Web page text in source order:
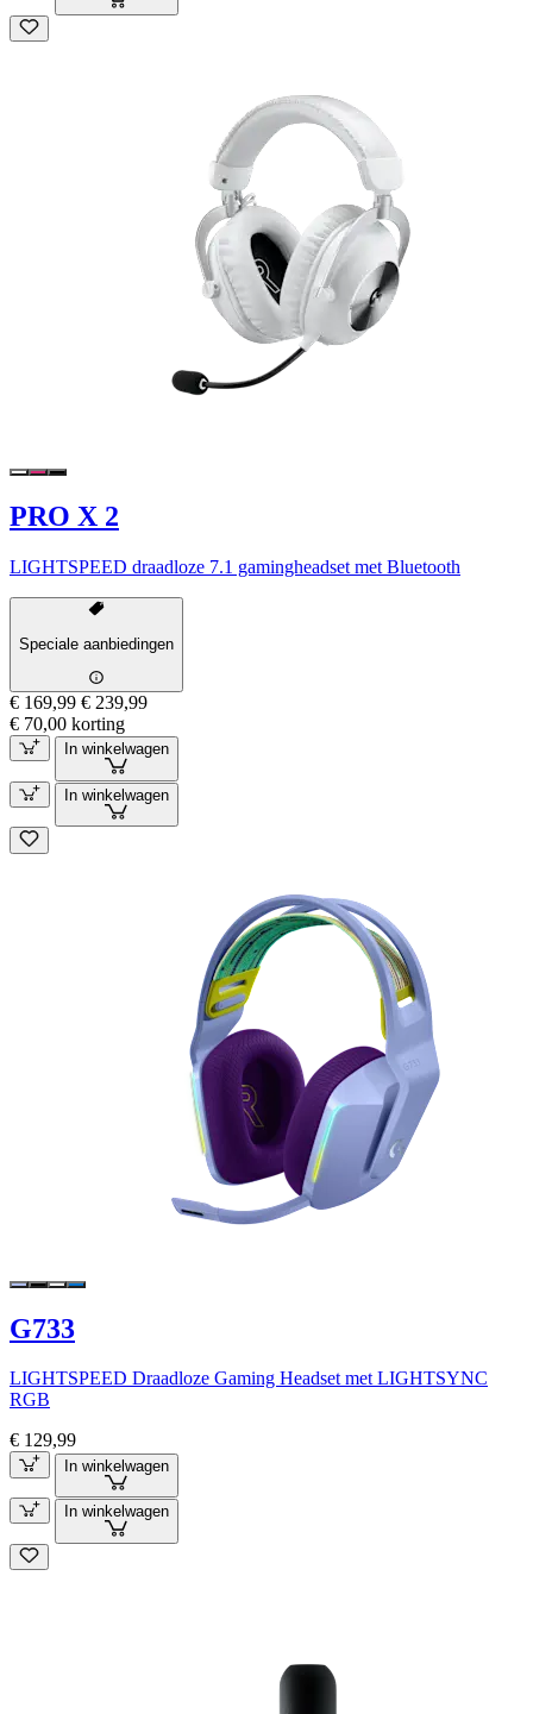
PRO X 2
LIGHTSPEED draadloze 7.1 gamingheadset met Bluetooth
Speciale aanbiedingen
€ 169,99 € 239,99
€ 70,00 korting
In winkelwagen
In winkelwagen
G733
LIGHTSPEED Draadloze Gaming Headset met LIGHTSYNC
RGB
€ 129,99
In winkelwagen
In winkelwagen